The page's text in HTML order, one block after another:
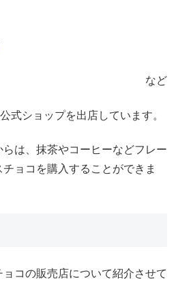
など
式ショップを出店しています。
は、抹茶やコーヒーなどフレー
ョコを購入することができま
コの販売店について紹介させて